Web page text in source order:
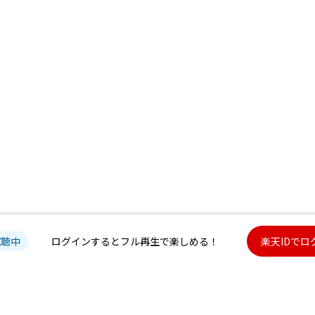
中 ログインするとフル再生で楽しめる！ 楽天IDでロ